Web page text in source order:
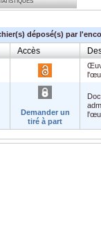
déposé(s) par
Accès
Demander un
tiré à part